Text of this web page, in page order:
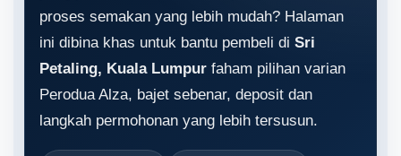
proses semakan yang lebih mudah? Halaman
ini dibina khas untuk bantu pembeli di Sri
Petaling, Kuala Lumpur faham pilihan varian
Perodua Alza, bajet sebenar, deposit dan
langkah permohonan yang lebih tersusun.